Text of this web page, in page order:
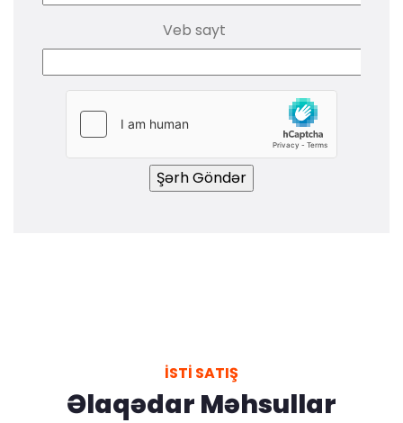
Veb sayt
İSTI SATIŞ
Əlaqədar Məhsullar